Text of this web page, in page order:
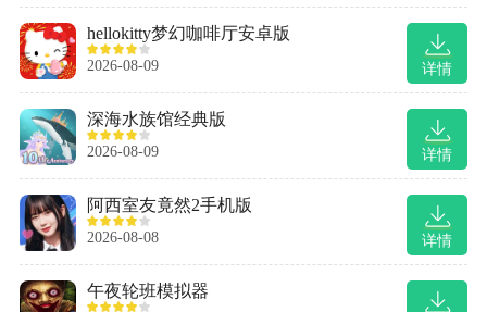
详情
hellokitty梦幻咖啡厅安卓版
2026-08-09
详情
深海水族馆经典版
2026-08-09
详情
阿西室友竟然2手机版
2026-08-08
午夜轮班模拟器